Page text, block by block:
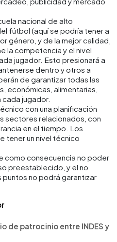
nacional de alto
fútbol (aquí se podría tener a
género, y de la mejor calidad,
la competencia y el nivel
jugador. Esto presionará a
dentro y otros a
de garantizar todas las
económicas, alimentarias,
jugador.
con una planificación
sectores relacionados, con
en el tiempo. Los
tener un nivel técnico
como consecuencia no poder
preestablecido, y el no
no podrá garantizar
de patrocinio entre INDES y